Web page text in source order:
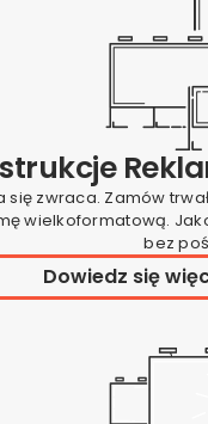
się zwraca. Zamów
wielkoformatową.
bez
Dowiedz się